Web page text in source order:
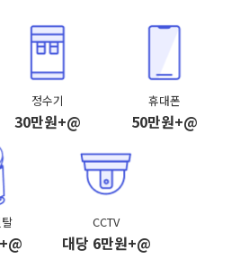
정수기
30만원+@
휴대폰
50만원+@
CCTV
대당 6만원+@